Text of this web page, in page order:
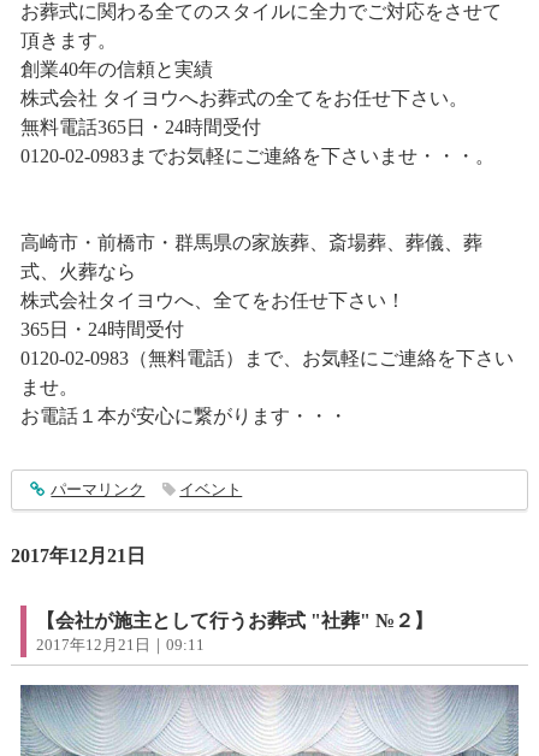
お葬式に関わる全てのスタイルに全力でご対応をさせて
頂きます。
創業40年の信頼と実績
株式会社 タイヨウへお葬式の全てをお任せ下さい。
無料電話365日・24時間受付
0120-02-0983までお気軽にご連絡を下さいませ・・・。
高崎市・前橋市・群馬県の家族葬、斎場葬、葬儀、葬
式、火葬なら
株式会社タイヨウへ、全てをお任せ下さい！
365日・24時間受付
0120-02-0983（無料電話）まで、お気軽にご連絡を下さい
ませ。
お電話１本が安心に繋がります・・・
entry1198
パーマリンク イベント
2017年12月21日
【会社が施主として行うお葬式 "社葬" №２】
2017年12月21日｜09:11